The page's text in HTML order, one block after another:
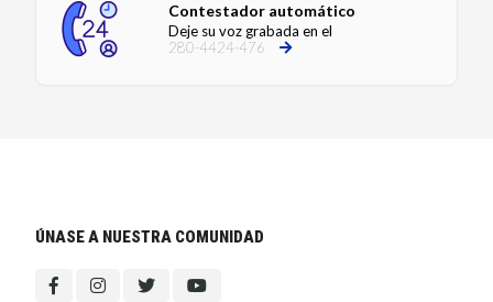
Contestador automático
Deje su voz grabada en el
280-4424-476
ÚNASE A NUESTRA COMUNIDAD